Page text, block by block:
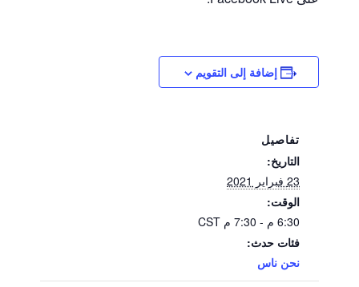
إضافة إلى التقويم
تفاصيل
التاريخ:
23 فبراير 2021
الوقت:
6:30 م - 7:30 م
CST
فئات حدث:
نحن ناس